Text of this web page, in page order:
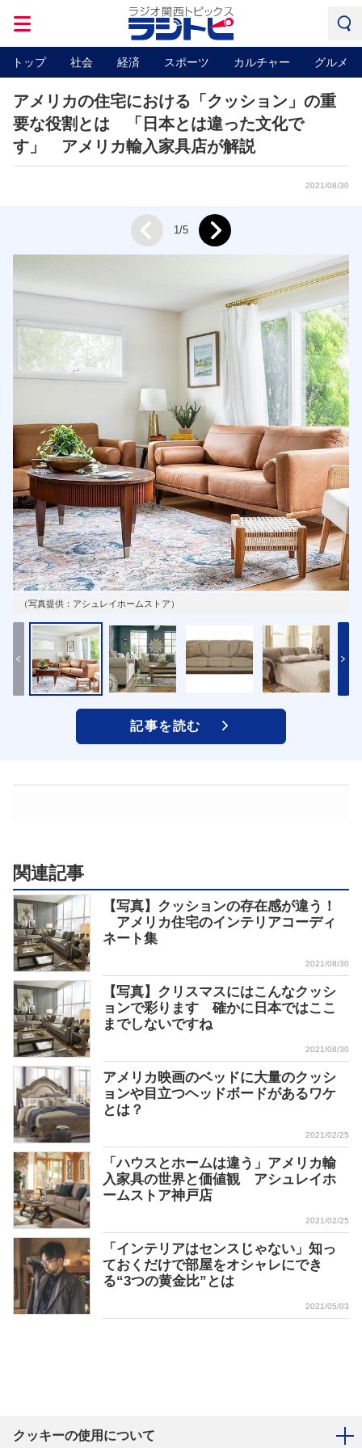
トップ 社会 経済 スポーツ カルチャー グルメ
アメリカの住宅における「クッション」の重
要な役割とは 「日本とは違った文化で
す」 アメリカ輸入家具店が解説
2021/08/30
（写真提供：アシュレイホームストア）
Prev 1/5 Next
記事を読む
関連記事
【写真】クッションの存在感が違う！
アメリカ住宅のインテリアコーディ
ネート集
2021/08/30
【写真】クリスマスにはこんなクッシ
ョンで彩ります 確かに日本ではここ
までしないですね
2021/08/30
アメリカ映画のベッドに大量のクッシ
ョンや目立つヘッドボードがあるワケ
とは？
2021/02/25
「ハウスとホームは違う」アメリカ輸
入家具の世界と価値観 アシュレイホ
ームストア神戸店
2021/02/25
「インテリアはセンスじゃない」知っ
ておくだけで部屋をオシャレにでき
る“3つの黄金比”とは
2021/05/03
クッキーの使用について